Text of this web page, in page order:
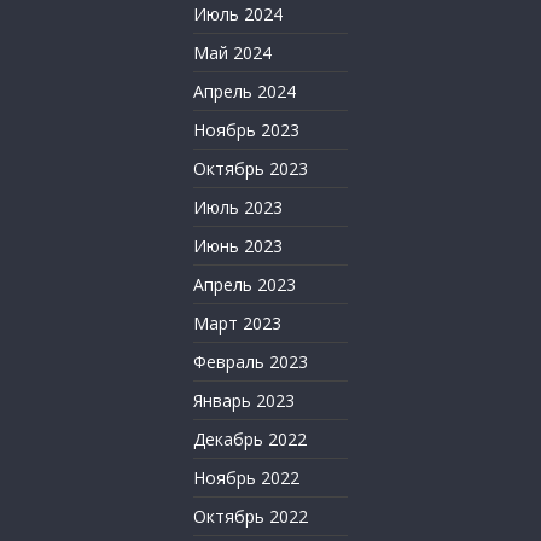
Июль 2024
Май 2024
Апрель 2024
Ноябрь 2023
Октябрь 2023
Июль 2023
Июнь 2023
Апрель 2023
Март 2023
Февраль 2023
Январь 2023
Декабрь 2022
Ноябрь 2022
Октябрь 2022